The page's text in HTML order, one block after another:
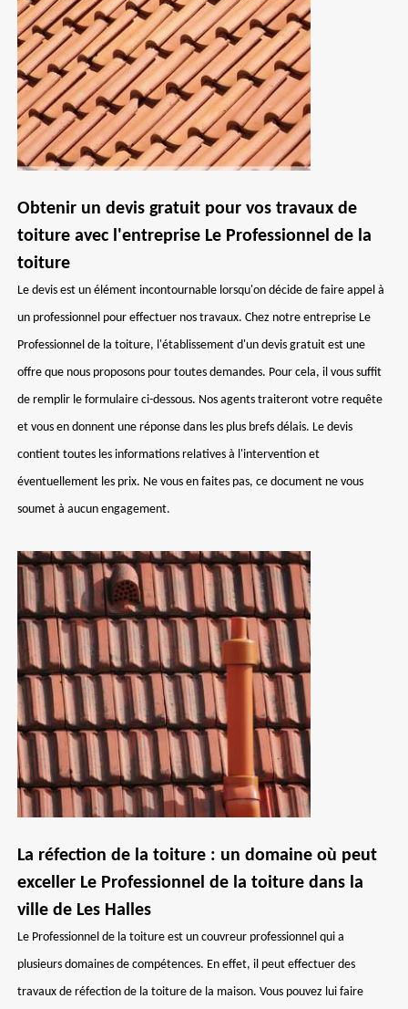
Obtenir un devis gratuit pour vos travaux de
toiture avec l'entreprise Le Professionnel de la
toiture
Le devis est un élément incontournable lorsqu'on décide de faire appel à
un professionnel pour effectuer nos travaux. Chez notre entreprise Le
Professionnel de la toiture, l'établissement d'un devis gratuit est une
offre que nous proposons pour toutes demandes. Pour cela, il vous suffit
de remplir le formulaire ci-dessous. Nos agents traiteront votre requête
et vous en donnent une réponse dans les plus brefs délais. Le devis
contient toutes les informations relatives à l'intervention et
éventuellement les prix. Ne vous en faites pas, ce document ne vous
soumet à aucun engagement.
La réfection de la toiture : un domaine où peut
exceller Le Professionnel de la toiture dans la
ville de Les Halles
Le Professionnel de la toiture est un couvreur professionnel qui a
plusieurs domaines de compétences. En effet, il peut effectuer des
travaux de réfection de la toiture de la maison. Vous pouvez lui faire